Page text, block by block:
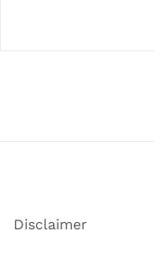
Disclaimer